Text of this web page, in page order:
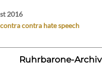
2016
contra hate speech
Ruhrbarone-Archiv